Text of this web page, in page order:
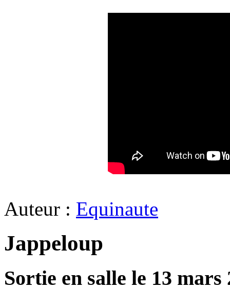
Auteur : Equinaute
Jappeloup
Sortie en salle le 13 mars